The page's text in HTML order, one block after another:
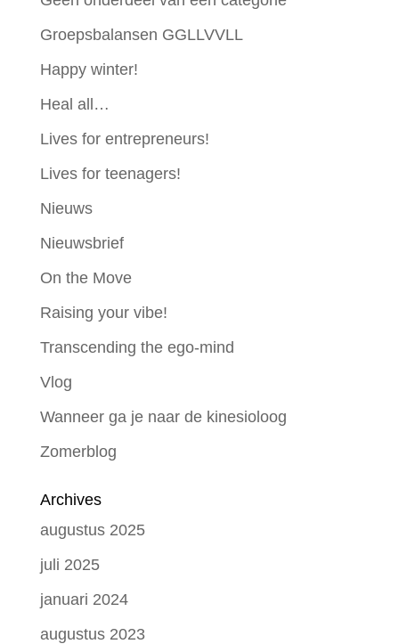
Groepsbalansen GGLLVVLL
Happy winter!
Heal all…
Lives for entrepreneurs!
Lives for teenagers!
Nieuws
Nieuwsbrief
On the Move
Raising your vibe!
Transcending the ego-mind
Vlog
Wanneer ga je naar de kinesioloog
Zomerblog
Archives
augustus 2025
juli 2025
januari 2024
augustus 2023